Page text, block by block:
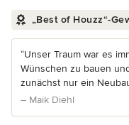
„Best of Houzz“-
“Unser Traum war es
Wünschen zu bauen
zunächst nur ein
– Maik Diehl